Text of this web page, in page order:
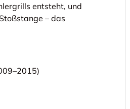
entsteht, und
– das